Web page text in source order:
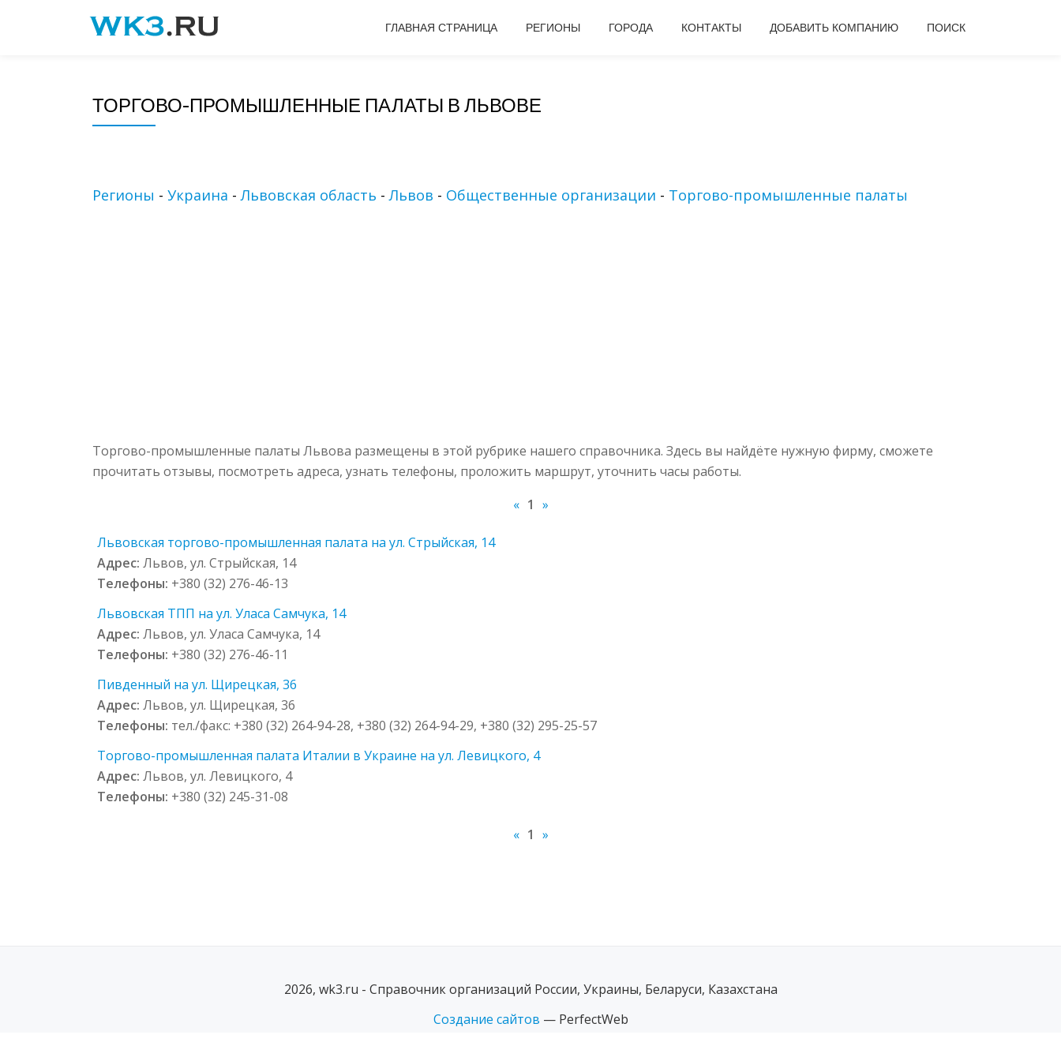
ГЛАВНАЯ СТРАНИЦА РЕГИОНЫ ГОРОДА КОНТАКТЫ ДОБАВИТЬ КОМПАНИЮ ПОИСК
ТОРГОВО-ПРОМЫШЛЕННЫЕ ПАЛАТЫ В ЛЬВОВЕ
Регионы - Украина -Львовская область -Львов - Общественные организации - Торгово-промышленные палаты
Торгово-промышленные палаты Львова размещены в этой рубрике нашего справочника. Здесь вы найдёте нужную фирму, сможете
прочитать отзывы, посмотреть адреса, узнать телефоны, проложить маршрут, уточнить часы работы.
« 1 »
Львовская торгово-промышленная палата на ул. Стрыйская, 14
Адрес:Львов, ул. Стрыйская, 14
Телефоны: +380 (32) 276-46-13
Львовская ТПП на ул. Уласа Самчука, 14
Адрес:Львов, ул. Уласа Самчука, 14
Телефоны: +380 (32) 276-46-11
Пивденный на ул. Щирецкая, 36
Адрес:Львов, ул. Щирецкая, 36
Телефоны: тел./факс: +380 (32) 264-94-28, +380 (32) 264-94-29, +380 (32) 295-25-57
Торгово-промышленная палата Италии в Украине на ул. Левицкого, 4
Адрес:Львов, ул. Левицкого, 4
Телефоны: +380 (32) 245-31-08
« 1 »
2026, wk3.ru - Справочник организаций России, Украины, Беларуси, Казахстана
Создание сайтов — PerfectWeb